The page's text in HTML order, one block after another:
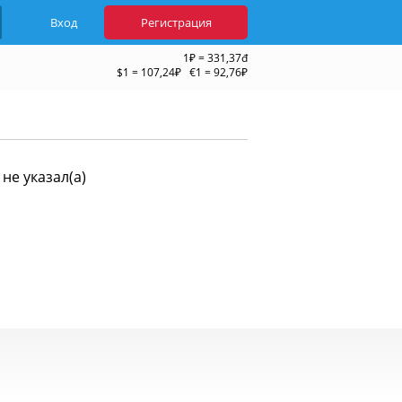
Вход Регистрация
1₽ = 331,37đ
$1 = 107,24₽ €1 = 92,76₽
указал(а)